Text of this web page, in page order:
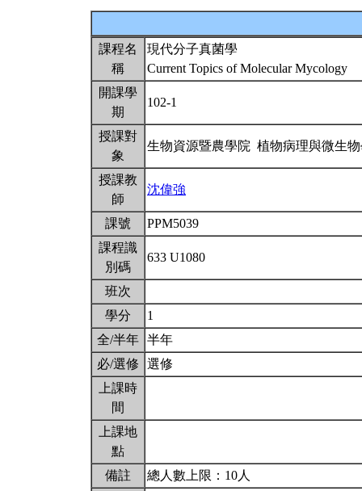
課程名
稱
現代分子真菌學
Current Topics of Molecular Mycology
開課學
期
102-1
授課對
象
生物資源暨農學院 植物病理與微生
授課教
師
沈偉強
課號
PPM5039
課程識
別碼
633 U1080
班次
學分
1
全/半年 半年
必/選修
選修
上課時
間
上課地
點
備註
總人數上限：10人